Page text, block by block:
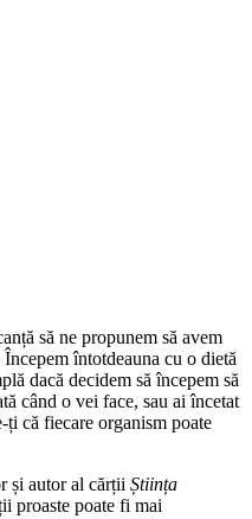
să ne propunem să avem
întotdeauna cu o dietă
dacă decidem să începem să
când o vei face, sau ai încetat
că fiecare organism poate
și autor al cărții Știința
proaste poate fi mai